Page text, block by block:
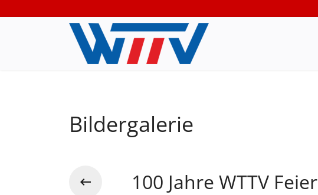
Bildergalerie
100 Jahre WTTV Feier